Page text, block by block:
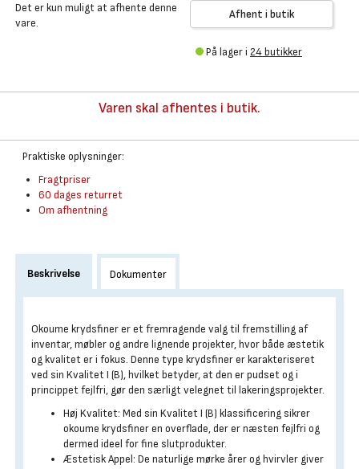
Det er kun muligt at afhente denne
vare.
Afhent i butik
På lager i 24 butikker
Varen skal afhentes i butik.
Praktiske oplysninger:
Fragtpriser
60 dages returret
Om afhentning
Beskrivelse Dokumenter
Okoume krydsfiner er et fremragende valg til fremstilling af
inventar, møbler og andre lignende projekter, hvor både æstetik
og kvalitet er i fokus. Denne type krydsfiner er karakteriseret
ved sin Kvalitet I (B), hvilket betyder, at den er pudset og i
princippet fejlfri, gør den særligt velegnet til lakeringsprojekter.
Høj Kvalitet: Med sin Kvalitet I (B) klassificering sikrer
okoume krydsfiner en overflade, der er næsten fejlfri og
dermed ideel for fine slutprodukter.
Æstetisk Appel: De naturlige mørke årer og hvirvler giver